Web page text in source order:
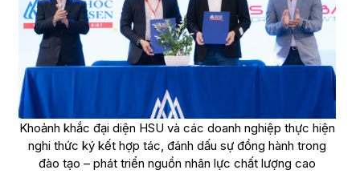
Khoảnh khắc đại diện HSU và các doanh nghiệp thực hiện
nghi thức ký kết hợp tác, đánh dấu sự đồng hành trong
đào tạo – phát triển nguồn nhân lực chất lượng cao